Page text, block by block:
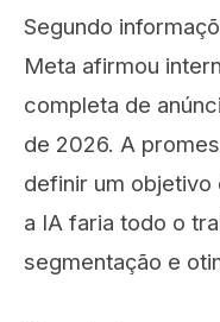
Segundo
Meta afirmou
completa de
de 2026. A
definir um objetivo
a IA faria todo o
segmentação e